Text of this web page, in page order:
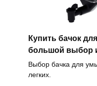
Купить бачок
большой выбор
Выбор бачка для
легких.